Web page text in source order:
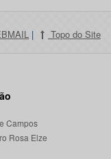
| Topo do Site
Campos
Rosa Elze